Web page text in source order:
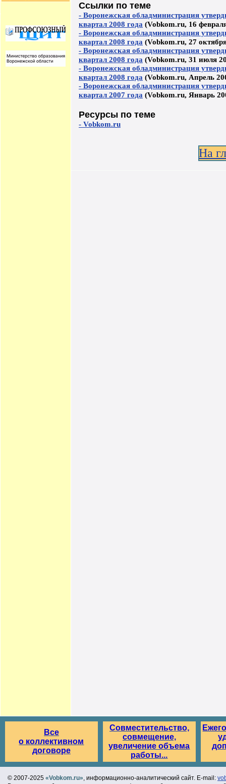
Ссылки по теме
- Воронежская обладминистрация
квартал 2008 года (Vobkom.ru, 16
- Воронежская обладминистрация
квартал 2008 года (Vobkom.ru, 27
- Воронежская обладминистрация
квартал 2008 года (Vobkom.ru, 31 июля
- Воронежская обладминистрация
квартал 2008 года (Vobkom.ru, Апрель
- Воронежская обладминистрация
квартал 2007 года (Vobkom.ru, Январь
Ресурсы по теме
- Vobkom.ru
На
Все
о коллективном
договоре
Совместительство,
совмещение,
увеличение объема
работы...
© 2007-2025 «Vobkom.ru», информационно-аналитический сайт. E-mail: